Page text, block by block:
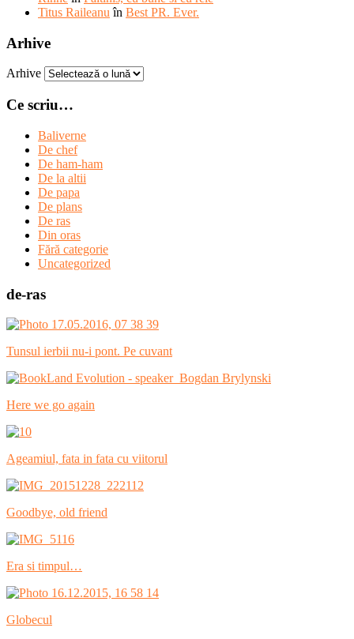
Titus Raileanu în Best PR. Ever.
Arhive
Arhive
Ce scriu…
Baliverne
De chef
De ham-ham
De la altii
De papa
De plans
De ras
Din oras
Fără categorie
Uncategorized
de-ras
Tunsul ierbii nu-i pont. Pe cuvant
Here we go again
Ageamiul, fata in fata cu viitorul
Goodbye, old friend
Era si timpul…
Globecul